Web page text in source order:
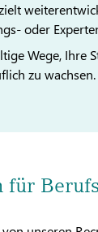
oder
Wege, Ihre
zu wachsen.
für